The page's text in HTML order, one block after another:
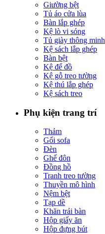
Giường bệt
Tủ áo cửa lùa
Bàn lắp ghép
Kệ lò vi sóng
Tủ giày thông minh
Kệ sách lắp ghép
Bàn bệt
Kệ để đồ
Kệ gỗ treo tường
Kệ thú lắp ghép
Kệ sách treo
Phụ kiện trang trí
Thảm
Gối sofa
Đèn
Ghế đôn
Đồng hồ
Tranh treo tường
Thuyền mô hình
Nệm bệt
Tạp dề
Khăn trải bàn
Hộp giấy ăn
Hộp đựng bút